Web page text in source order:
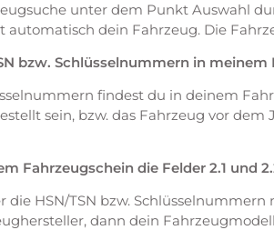
unter dem Punkt Auswahl
automatisch dein Fahrzeug. Die
bzw. Schlüsselnummern in meinem
findest du in deinem
sein, bzw. das Fahrzeug vor
Fahrzeugschein die Felder 2.1 und
die HSN/TSN bzw.
dann dein